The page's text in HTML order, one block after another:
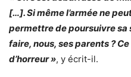
[…]. Si même l’armée ne
permettre de poursuivre
faire, nous, ses parents ?
d’horreur », y écrit-il.